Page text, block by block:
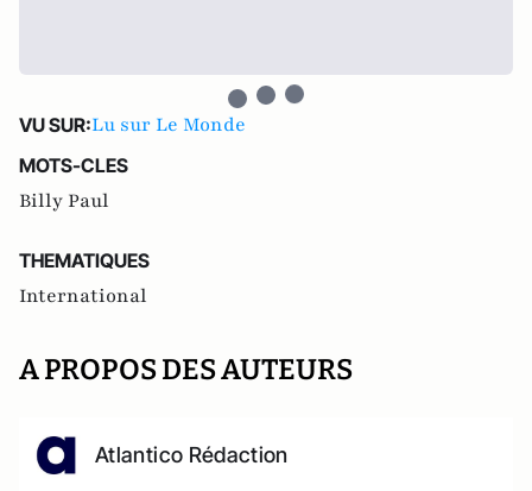
VU SUR:Lu sur Le Monde
MOTS-CLES
Billy Paul
THEMATIQUES
International
A PROPOS DES AUTEURS
Atlantico Rédaction